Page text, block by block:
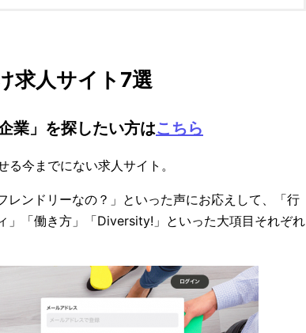
求人サイト7選
業」を探したい方はこちら
今までにない求人サイト。
レンドリーなの？」といった声にお応えして、「行
」「働き方」「Diversity!」といった大項目それぞれ